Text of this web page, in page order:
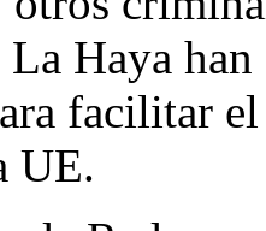
Haya
facilitar
UE.